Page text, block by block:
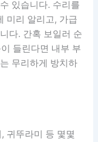
있습니다. 수리를
미리 알리고, 가급
다. 간혹 보일러 순
들린다면 내부 부
무리하게 방치하
귀뚜라미 등 몇몇